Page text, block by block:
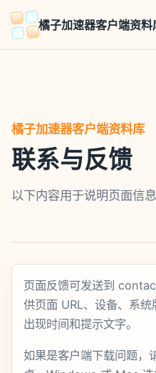
橘子加速器客户端资料
橘子加速器客户端资料库
联系与反馈
以下内容用于说明页面信
页面反馈可发送到
供页面 URL、设备、系统
出现时间和提示文字。
如果是客户端下载问题，